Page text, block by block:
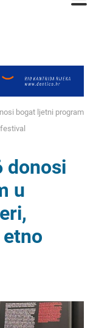
bogat ljetni program
donosi
u